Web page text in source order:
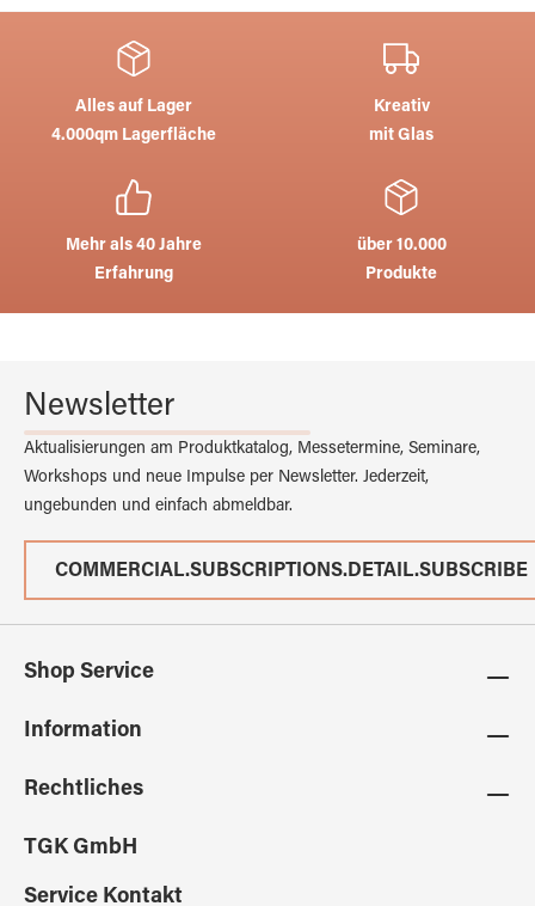
Alles auf Lager
4.000qm Lagerfläche
Kreativ
mit Glas
Mehr als 40 Jahre
Erfahrung
über 10.000
Produkte
Newsletter
Aktualisierungen am Produktkatalog, Messetermine, Seminare,
Workshops und neue Impulse per Newsletter. Jederzeit,
ungebunden und einfach abmeldbar.
COMMERCIAL.SUBSCRIPTIONS.DETAIL.SUBSCRIBE
Shop Service
Information
Rechtliches
TGK GmbH
Service Kontakt